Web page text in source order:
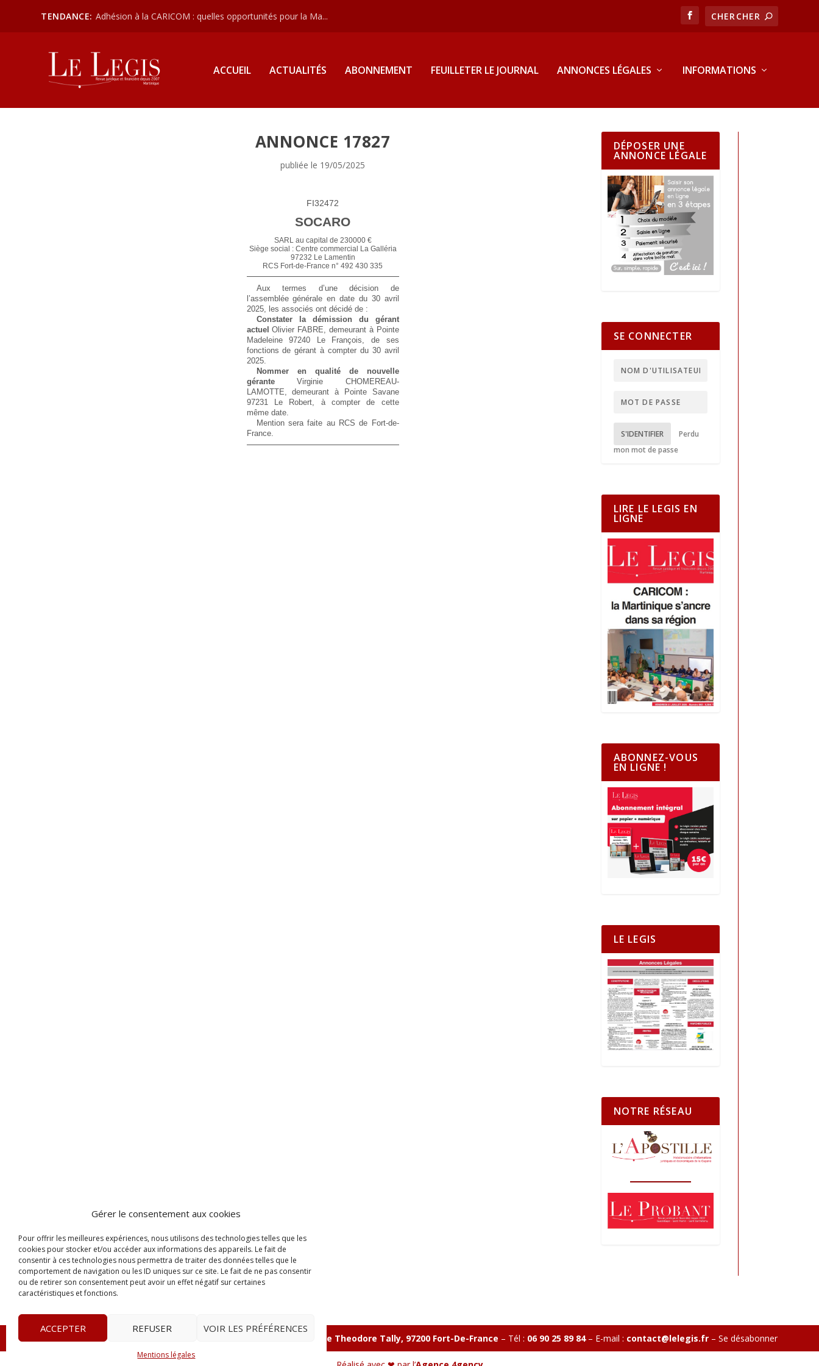
Gérer le consentement aux cookies
Pour offrir les meilleures expériences, nous utilisons des technologies telles que les
cookies pour stocker et/ou accéder aux informations des appareils. Le fait de
consentir à ces technologies nous permettra de traiter des données telles que le
comportement de navigation ou les ID uniques sur ce site. Le fait de ne pas consentir
ou de retirer son consentement peut avoir un effet négatif sur certaines
caractéristiques et fonctions.
ACCEPTER REFUSER VOIR LES PRÉFÉRENCES
Mentions légales
TENDANCE: Adhésion à la CARICOM : quelles opportunités pour la Ma...
ACCUEIL ACTUALITÉS ABONNEMENT FEUILLETER LE JOURNAL ANNONCES LÉGALES INFORMATIONS
ANNONCE 17827
publiée le 19/05/2025
FI32472
SOCARO
SARL au capital de 230000 €
Siège social : Centre commercial La Galléria
97232 Le Lamentin
RCS Fort-de-France n° 492 430 335
Aux termes d’une décision de
l’assemblée générale en date du 30 avril
2025, les associés ont décidé de :
Constater la démission du gérant
actuelOlivier FABRE, demeurant à Pointe
Madeleine 97240 Le François, de ses
fonctions de gérant à compter du 30 avril
2025.
Nommer en qualité de nouvelle
géranteVirginie CHOMEREAU-
LAMOTTE, demeurant à Pointe Savane
97231 Le Robert, à compter de cette
même date.
Mention sera faite au RCS de Fort-de-
France.
DÉPOSER UNE
ANNONCE LÉGALE
SE CONNECTER
S'IDENTIFIER
Perdu
mon mot de passe
LIRE LE LEGIS EN
LIGNE
ABONNEZ-VOUS
EN LIGNE !
LE LEGIS
NOTRE RÉSEAU
Le Legis Zone Franche Cité Dillon 365 B rue Theodore Tally, 97200 Fort-De-France – Tél : 06 90 25 89 84– E-mail : contact@lelegis.fr– Se désabonner